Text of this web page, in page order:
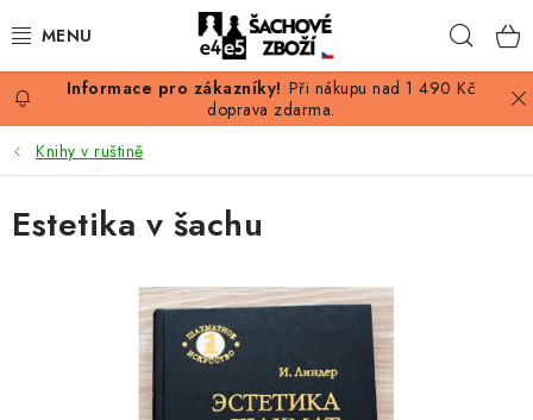
na
AKCE
ŠACHY
ŠACHOVÉ FIGURKY
ŠACHOVÉ HODINY
ŠACHOVÉ KNIHY
Při nákupu nad 1 490 Kč
doprava zdarma.
Knihy v ruštině
Estetika v šachu